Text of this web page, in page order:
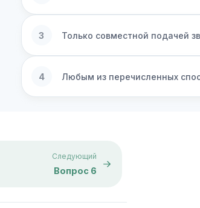
3 Только совместной подачей
4 Любым из перечисленных
Следующий
Вопрос 6